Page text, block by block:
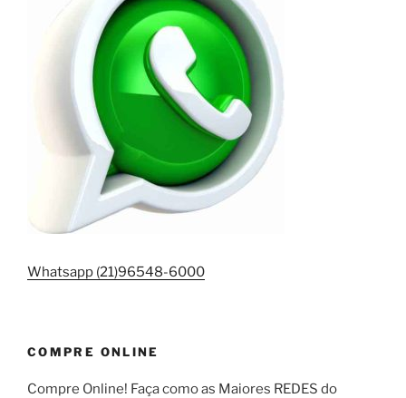
Whatsapp (21)96548-6000
COMPRE ONLINE
Compre Online! Faça como as Maiores REDES do